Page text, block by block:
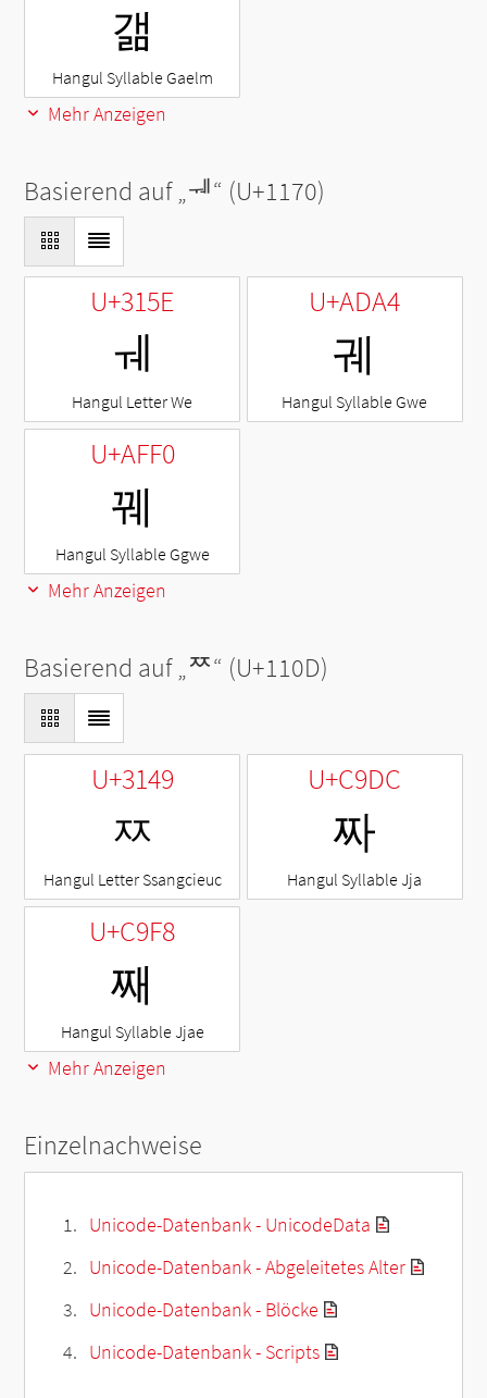
갦
Hangul Syllable Gaelm
Mehr Anzeigen
Basierend auf „ᅰ“ (U+1170)
U+315E
ㅞ
Hangul Letter We
U+ADA4
궤
Hangul Syllable Gwe
U+AFF0
꿰
Hangul Syllable Ggwe
Mehr Anzeigen
Basierend auf „ᄍ“ (U+110D)
U+3149
ㅉ
Hangul Letter Ssangcieuc
U+C9DC
짜
Hangul Syllable Jja
U+C9F8
째
Hangul Syllable Jjae
Mehr Anzeigen
Einzelnachweise
Unicode-Datenbank - UnicodeData
Unicode-Datenbank - Abgeleitetes Alter
Unicode-Datenbank - Blöcke
Unicode-Datenbank - Scripts